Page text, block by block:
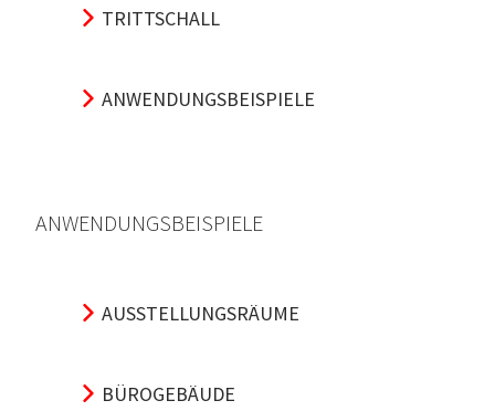
TRITTSCHALL
ANWENDUNGSBEISPIELE
ANWENDUNGSBEISPIELE
AUSSTELLUNGSRÄUME
BÜROGEBÄUDE